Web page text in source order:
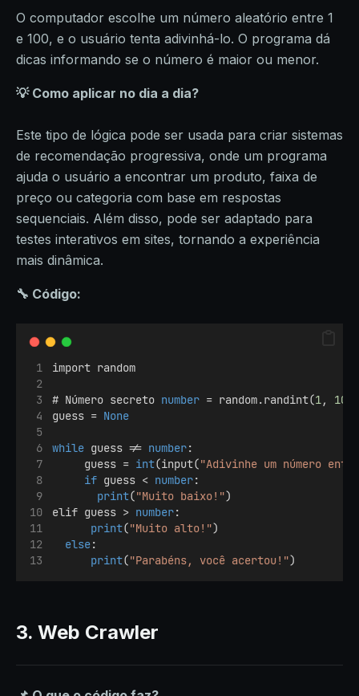
O computador escolhe um número aleatório entre 1
e 100, e o usuário tenta adivinhá-lo. O programa dá
dicas informando se o número é maior ou menor.
💡 Como aplicar no dia a dia?
Este tipo de lógica pode ser usada para criar sistemas
de recomendação progressiva, onde um programa
ajuda o usuário a encontrar um produto, faixa de
preço ou categoria com base em respostas
sequenciais. Além disso, pode ser adaptado para
testes interativos em sites, tornando a experiência
mais dinâmica.
🔧 Código:
import random
# Número secreto number = random.randint(1, 100
guess = None
while guess != number:
     guess =
int(input("Adivinhe um número
if guess < number:
print("Muito baixo!")
elif guess > number:
print("Muito alto!")
else:
print("Parabéns, você acertou!")
3. Web Crawler